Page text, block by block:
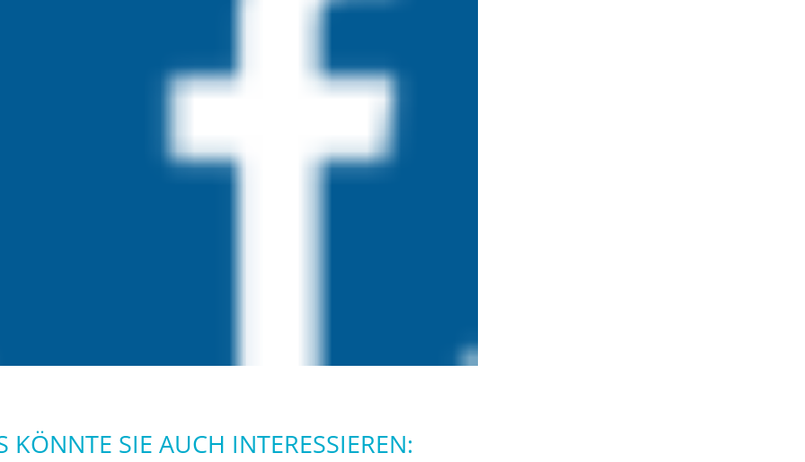
KÖNNTE SIE AUCH INTERESSIEREN: